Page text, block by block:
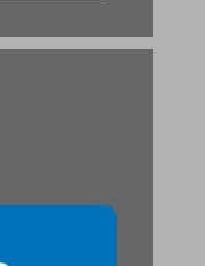
פֵּלֵה ואַמְבָּפֶּה - אלופי הכדורגל | טקסט מידע ... 22